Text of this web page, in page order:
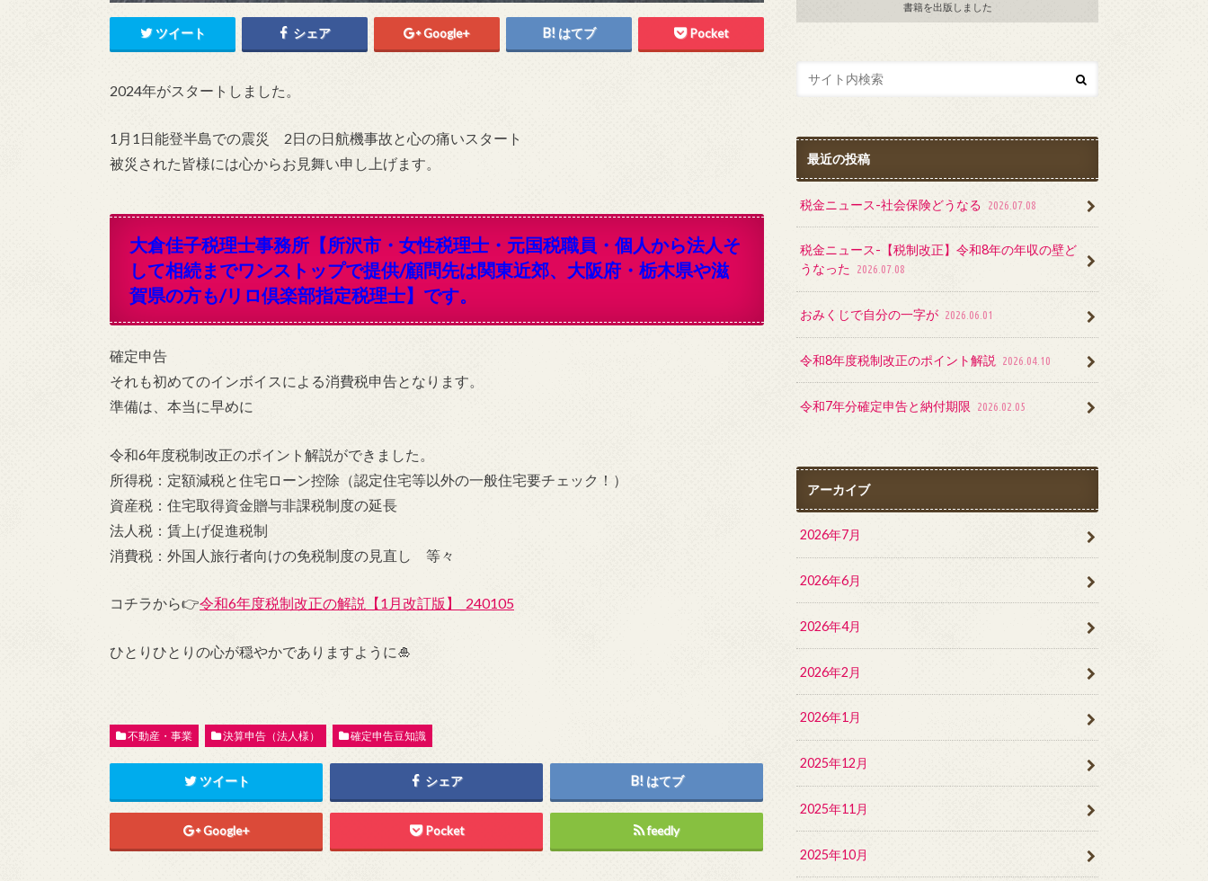
ツイート シェア Google+ はてブ Pocket
2024年がスタートしました。
1月1日能登半島での震災 2日の日航機事故と心の痛いスタート
被災された皆様には心からお見舞い申し上げます。
大倉佳子税理士事務所【所沢市・女性税理士・元国税職員・個人から法人そ
して相続までワンストップで提供/顧問先は関東近郊、大阪府・栃木県や滋
賀県の方も/リロ倶楽部指定税理士】です。
確定申告
それも初めてのインボイスによる消費税申告となります。
準備は、本当に早めに
令和6年度税制改正のポイント解説ができました。
所得税：定額減税と住宅ローン控除（認定住宅等以外の一般住宅要チェック！）
資産税：住宅取得資金贈与非課税制度の延長
法人税：賃上げ促進税制
消費税：外国人旅行者向けの免税制度の見直し 等々
コチラから👉令和6年度税制改正の解説【1月改訂版】_240105
ひとりひとりの心が穏やかでありますように🎍
不動産・事業 決算申告（法人様） 確定申告豆知識
ツイート シェア はてブ
Google+ Pocket feedly
書籍を出版しました
最近の投稿
税金ニュース-社会保険どうなる 2026.07.08
税金ニュース-【税制改正】令和8年の年収の壁ど
うなった
2026.07.08
おみくじで自分の一字が 2026.06.01
令和8年度税制改正のポイント解説 2026.04.10
令和7年分確定申告と納付期限 2026.02.05
アーカイブ
2026年7月
2026年6月
2026年4月
2026年2月
2026年1月
2025年12月
2025年11月
2025年10月